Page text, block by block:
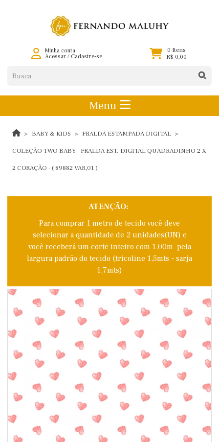
Minha conta
Acessar/ Cadastre-se
0 Itens
R$ 0,00
Menu
BABY & KIDS FRALDA ESTAMPADA DIGITAL
COLEÇÃO TWO BABY - FRALDA EST. DIGITAL QUADRADINHO 2 X
2 CORAÇÃO - ( 89882 VAR,01 )
ATENÇÃO:
Para comprar 1 metro de tecido você deve
selecionar a quantidade de 2 unidades(UN) e
você receberá um corte inteiro com 1,00m pela
largura padrão do tecido (tricoline 1,5mts - sarja
1,7mts)